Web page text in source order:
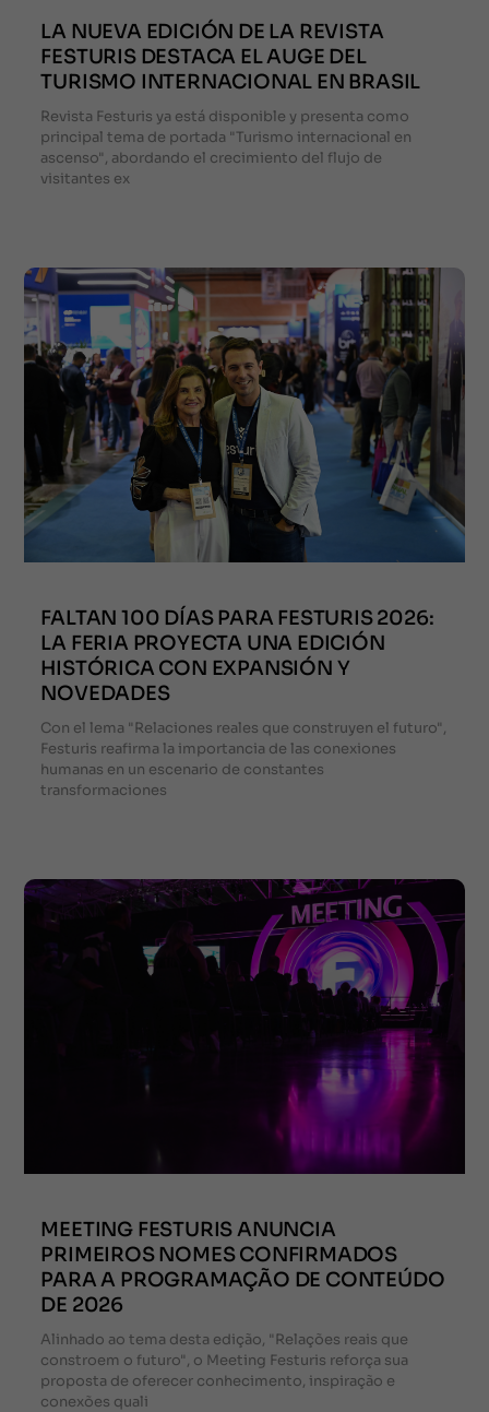
LA NUEVA EDICIÓN DE LA REVISTA
FESTURIS DESTACA EL AUGE DEL
TURISMO INTERNACIONAL EN BRASIL
Revista Festuris ya está disponible y presenta como
principal tema de portada "Turismo internacional en
ascenso", abordando el crecimiento del flujo de
visitantes ex
FALTAN 100 DÍAS PARA FESTURIS 2026:
LA FERIA PROYECTA UNA EDICIÓN
HISTÓRICA CON EXPANSIÓN Y
NOVEDADES
Con el lema "Relaciones reales que construyen el futuro",
Festuris reafirma la importancia de las conexiones
humanas en un escenario de constantes
transformaciones
MEETING FESTURIS ANUNCIA
PRIMEIROS NOMES CONFIRMADOS
PARA A PROGRAMAÇÃO DE CONTEÚDO
DE 2026
Alinhado ao tema desta edição, "Relações reais que
constroem o futuro", o Meeting Festuris reforça sua
proposta de oferecer conhecimento, inspiração e
conexões quali